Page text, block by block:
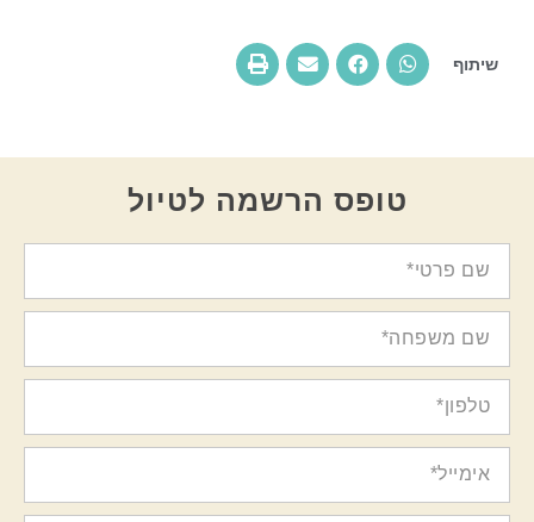
שיתוף
טופס הרשמה לטיול